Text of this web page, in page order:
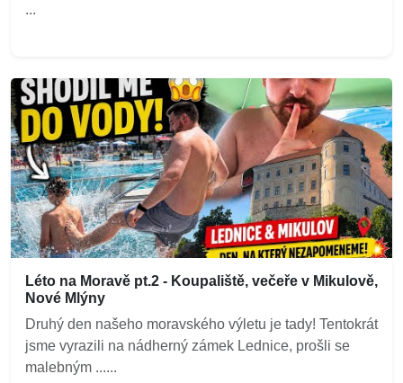
...
Léto na Moravě pt.2 - Koupaliště, večeře v Mikulově,
Nové Mlýny
Druhý den našeho moravského výletu je tady! Tentokrát
jsme vyrazili na nádherný zámek Lednice, prošli se
malebným ......